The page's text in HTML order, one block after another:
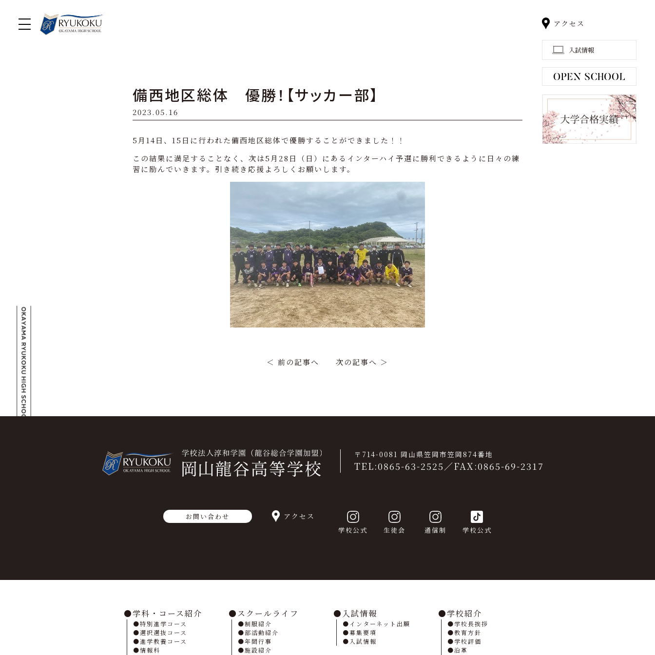
アクセス
入試情報
備西地区総体 優勝！【サッカー部】
2023.05.16
5月14日、15日に行われた備西地区総体で優勝することができました！！
この結果に満足することなく、次は5月28日（日）にあるインターハイ予選に勝利できるように日々の練
習に励んでいきます。引き続き応援よろしくお願いします。
＜ 前の記事へ 次の記事へ ＞
〒714-0081 岡山県笠岡市笠岡874番地
TEL:0865-63-2525 ／FAX:0865-69-2317
お問い合わせ アクセス
学校公式 生徒会 通信制 学校公式
学科・コース紹介
特別進学コース
選択選抜コース
進学教養コース
情報科
スクールライフ
制服紹介
部活動紹介
年間行事
施設紹介
入試情報
インターネット出願
募集要項
入試情報
学校紹介
学校長挨拶
教育方針
学校評価
沿革